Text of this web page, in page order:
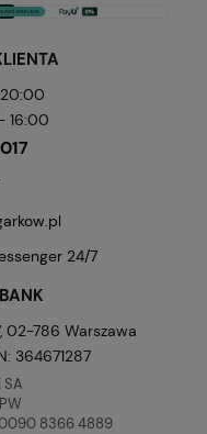
16:00
24/7
02-786 Warszawa
364671287
SA
0090 8366 4889